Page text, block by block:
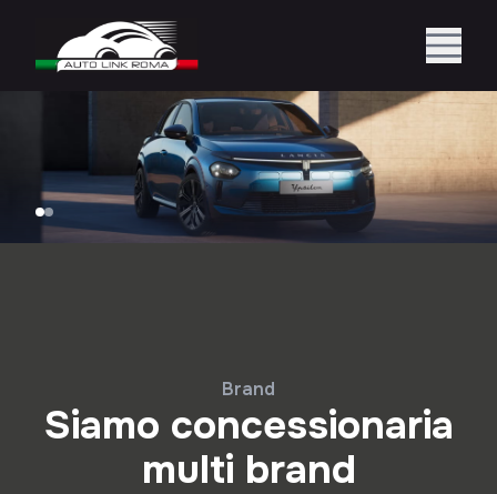
Brand
Siamo concessionaria
multi brand